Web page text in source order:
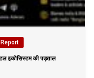
Report
इकोसिस्टम की पड़ताल